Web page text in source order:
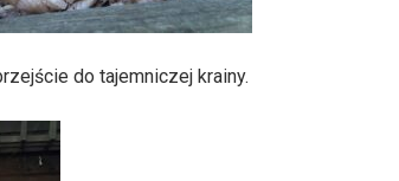
do tajemniczej krainy.